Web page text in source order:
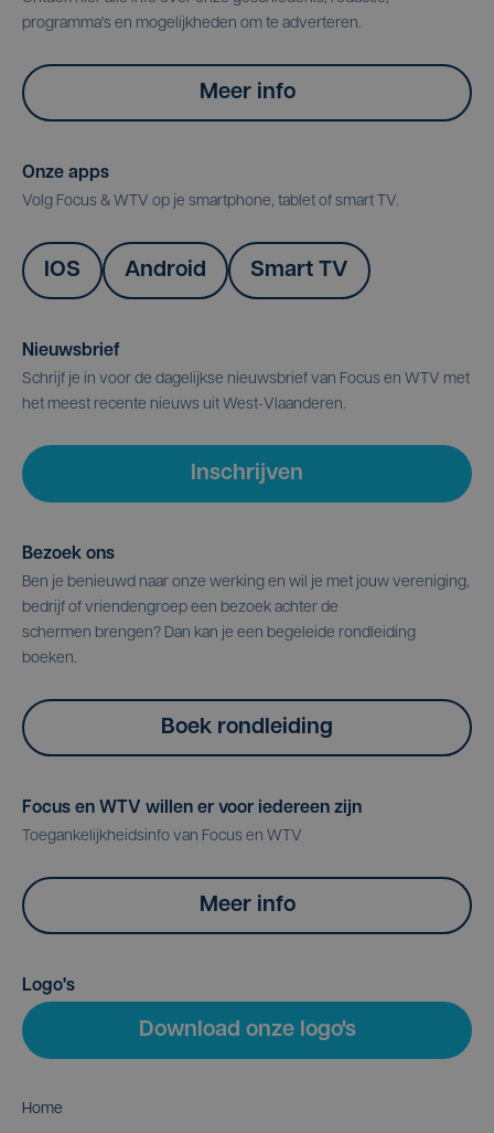
programma's en mogelijkheden om te adverteren.
Meer info
Onze apps
Volg Focus & WTV op je smartphone, tablet of smart TV.
IOS Android Smart TV
Nieuwsbrief
Schrijf je in voor de dagelijkse nieuwsbrief van Focus en WTV met
het meest recente nieuws uit West-Vlaanderen.
Inschrijven
Bezoek ons
Ben je benieuwd naar onze werking en wil je met jouw vereniging,
bedrijf of vriendengroep een bezoek achter de
schermen brengen? Dan kan je een begeleide rondleiding
boeken.
Boek rondleiding
Focus en WTV willen er voor iedereen zijn
Toegankelijkheidsinfo van Focus en WTV
Meer info
Logo's
Download onze logo's
Home